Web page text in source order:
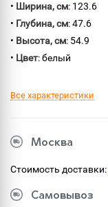
• Ширина, см: 123.6
• Глубина, см: 47.6
• Высота, см: 54.9
• Цвет: белый
Все характеристики
Москва
Стоимость доставки:
Самовывоз